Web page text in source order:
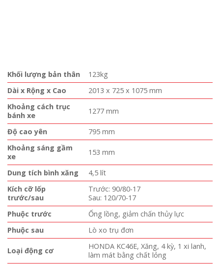
Khối lượng bản thân
123kg
Dài x Rộng x Cao
2013 x 725 x 1075 mm
Khoảng cách trục
bánh xe
1277 mm
Độ cao yên
795 mm
Khoảng sáng gầm
xe
153 mm
Dung tích bình xăng
4,5 lít
Kích cỡ lốp
trước/sau
Trước: 90/80-17
Sau: 120/70-17
Phuộc trước
Ống lồng, giảm chấn thủy lực
Phuộc sau
Lò xo trụ đơn
Loại động cơ
HONDA KC46E, Xăng, 4 kỳ, 1 xi lanh,
làm mát bằng chất lỏng